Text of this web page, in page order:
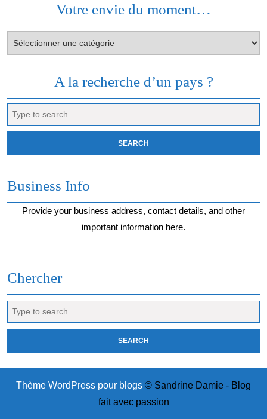
Votre envie du moment…
envie
A la recherche d’un pays ?
for:
Business Info
Provide your business address, contact details, and other
important information here.
Chercher
for:
Thème WordPress pour blogs © Sandrine Damie - Blog
fait avec passion